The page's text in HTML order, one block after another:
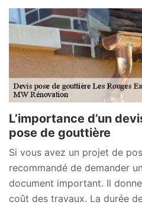
L’importance d’un
pose de gouttière
Si vous avez un projet de
recommandé de demander
document important. Il
coût des travaux. La durée